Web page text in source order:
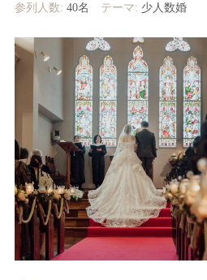
参列人数: 40名 テーマ: 少人数婚